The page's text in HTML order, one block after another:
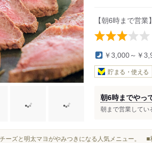
【朝6時まで営
￥3,000～￥
貯まる・使える
朝6時までやっ
朝まで営業してい
ーズと明太マヨがやみつきになる人気メニュー。